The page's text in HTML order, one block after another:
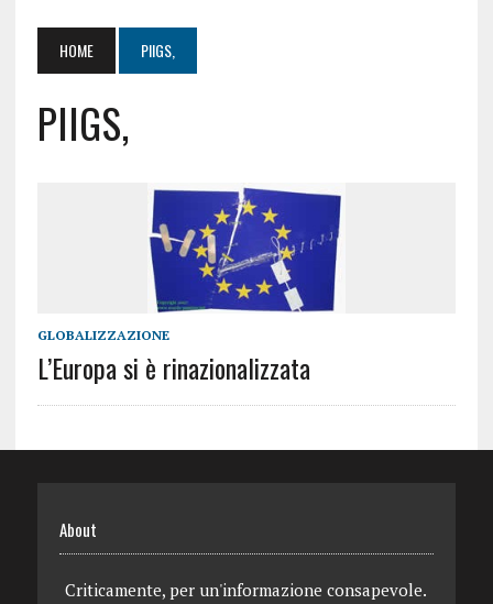
HOME PIIGS,
PIIGS,
GLOBALIZZAZIONE
L’Europa si è rinazionalizzata
About
Criticamente, per un'informazione consapevole.